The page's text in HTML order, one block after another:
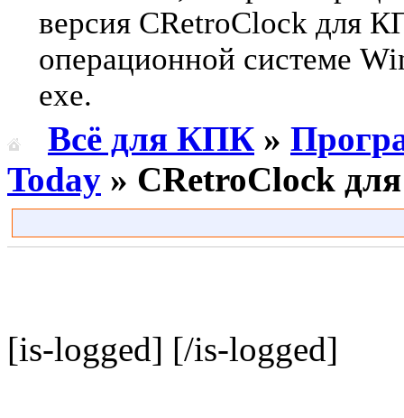
версия CRetroClock для
операционной системе
exe.
Всё для КПК »
Today » CRetroClock
[is-logged] [/is-logged]